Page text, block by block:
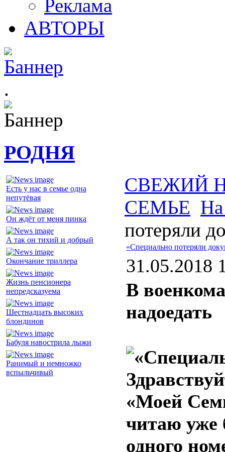
Реклама
АВТОРЫ
.
РОДНЯ
Есть у нас в семье одна
непутёвая
Он ждёт от меня пинка
А так он тихий и добрый
Окончание триллера
Жизнь пенсионера
непредсказуема
Шестнадцать высоких
блондинов
Бабуля навострила лыжи
Ранимый и немножко
вспыльчивый
СВЕЖИЙ
СЕМЬЕ На
потеряли
«Специально потеряли
31.05.2018
В
надоедать
«Моей
читаю уже
одного